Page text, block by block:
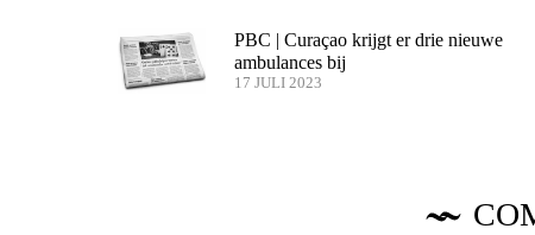
PBC | Curaçao krijgt er drie nieuwe
ambulances bij
17 JULI 2023